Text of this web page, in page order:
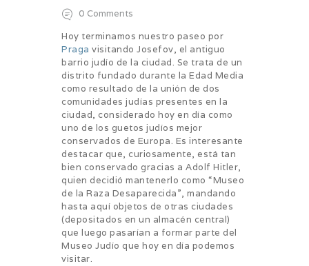
0 Comments
Hoy terminamos nuestro paseo por
Praga visitando Josefov, el antiguo
barrio judío de la ciudad. Se trata de un
distrito fundado durante la Edad Media
como resultado de la unión de dos
comunidades judías presentes en la
ciudad, considerado hoy en día como
uno de los guetos judíos mejor
conservados de Europa. Es interesante
destacar que, curiosamente, está tan
bien conservado gracias a Adolf Hitler,
quien decidió mantenerlo como “Museo
de la Raza Desaparecida”, mandando
hasta aquí objetos de otras ciudades
(depositados en un almacén central)
que luego pasarían a formar parte del
Museo Judío que hoy en día podemos
visitar.